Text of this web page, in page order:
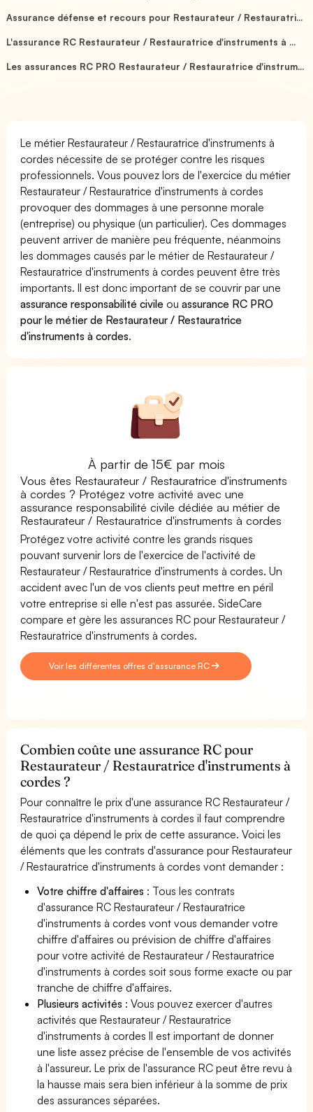
Assurance défense et recours pour Restaurateur / Restauratri...
L'assurance RC Restaurateur / Restauratrice d'instruments à ...
Les assurances RC PRO Restaurateur / Restauratrice d'instrum...
Le métier Restaurateur / Restauratrice d'instruments à
cordes nécessite de se protéger contre les risques
professionnels. Vous pouvez lors de l'exercice du métier
Restaurateur / Restauratrice d'instruments à cordes
provoquer des dommages à une personne morale
(entreprise) ou physique (un particulier). Ces dommages
peuvent arriver de manière peu fréquente, néanmoins
les dommages causés par le métier de Restaurateur /
Restauratrice d'instruments à cordes peuvent être très
importants. Il est donc important de se couvrir par une
assurance responsabilité civile ouassurance RC PRO
pour le métier de Restaurateur / Restauratrice
d'instruments à cordes.
À partir de 15€ par mois
Vous êtes Restaurateur / Restauratrice d'instruments
à cordes ? Protégez votre activité avec une
assurance responsabilité civile dédiée au métier de
Restaurateur / Restauratrice d'instruments à cordes
Protégez votre activité contre les grands risques
pouvant survenir lors de l'exercice de l'activité de
Restaurateur / Restauratrice d'instruments à cordes. Un
accident avec l'un de vos clients peut mettre en péril
votre entreprise si elle n'est pas assurée. SideCare
compare et gère les assurances RC pour Restaurateur /
Restauratrice d'instruments à cordes.
Voir les différentes offres d'assurance RC
Combien coûte une assurance RC pour
Restaurateur / Restauratrice d'instruments à
cordes ?
Pour connaître le prix d'une assurance RC Restaurateur /
Restauratrice d'instruments à cordes il faut comprendre
de quoi ça dépend le prix de cette assurance. Voici les
éléments que les contrats d'assurance pour Restaurateur
/ Restauratrice d'instruments à cordes vont demander :
Votre chiffre d'affaires : Tous les contrats
d'assurance RC Restaurateur / Restauratrice
d'instruments à cordes vont vous demander votre
chiffre d'affaires ou prévision de chiffre d'affaires
pour votre activité de Restaurateur / Restauratrice
d'instruments à cordes soit sous forme exacte ou par
tranche de chiffre d'affaires.
Plusieurs activités : Vous pouvez exercer d'autres
activités que Restaurateur / Restauratrice
d'instruments à cordes Il est important de donner
une liste assez précise de l'ensemble de vos activités
à l'assureur. Le prix de l'assurance RC peut être revu à
la hausse mais sera bien inférieur à la somme de prix
des assurances séparées.